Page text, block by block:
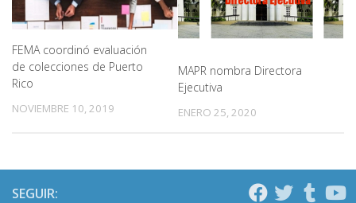
FEMA coordinó evaluación
de colecciones de Puerto
Rico
NOVIEMBRE 10, 2019
MAPR nombra Directora
Ejecutiva
ENERO 25, 2020
SEGUIR: